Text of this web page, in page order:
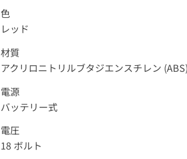
色
レッド
材質
‎アクリロニトリルブタジエンスチレン (ABS)
電源
‎バッテリー式
電圧
‎18 ボルト